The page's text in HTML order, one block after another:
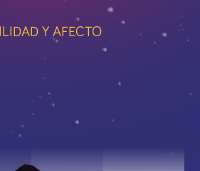
Y AFECTO